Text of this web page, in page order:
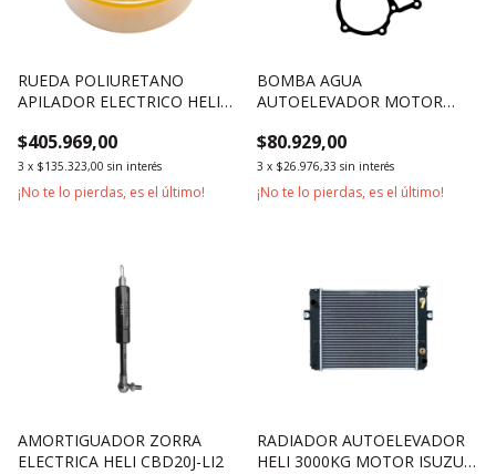
RUEDA POLIURETANO
APILADOR ELECTRICO HELI
$405.969,00
3 x $135.323,00 sin interés
¡No te lo pierdas, es el último!
BOMBA AGUA
AUTOELEVADOR MOTOR
$80.929,00
3 x $26.976,33 sin interés
¡No te lo pierdas, es el último!
AMORTIGUADOR ZORRA
ELECTRICA HELI CBD20J-LI2
RADIADOR AUTOELEVADOR
HELI 3000KG MOTOR ISUZU